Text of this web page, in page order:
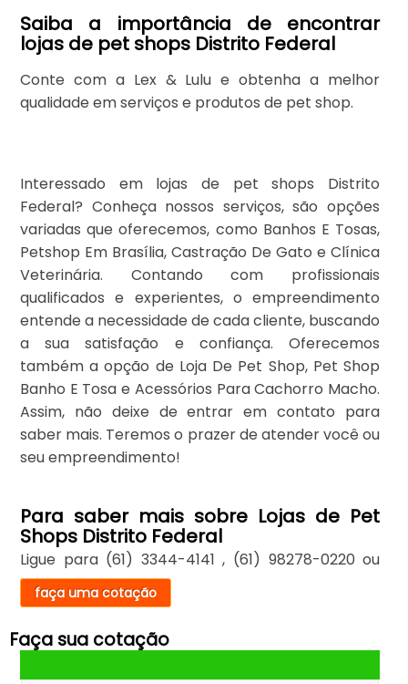
Saiba a importância de encontrar
lojas de pet shops Distrito Federal
Conte com a Lex & Lulu e obtenha a melhor
qualidade em serviços e produtos de pet shop.
Interessado em lojas de pet shops Distrito
Federal? Conheça nossos serviços, são opções
variadas que oferecemos, como Banhos E Tosas,
Petshop Em Brasília, Castração De Gato e Clínica
Veterinária. Contando com profissionais
qualificados e experientes, o empreendimento
entende a necessidade de cada cliente, buscando
a sua satisfação e confiança. Oferecemos
também a opção de Loja De Pet Shop, Pet Shop
Banho E Tosa e Acessórios Para Cachorro Macho.
Assim, não deixe de entrar em contato para
saber mais. Teremos o prazer de atender você ou
seu empreendimento!
Para saber mais sobre Lojas de Pet
Shops Distrito Federal
Ligue para (61) 3344-4141 , (61) 98278-0220 ou
faça uma cotação
Faça sua cotação